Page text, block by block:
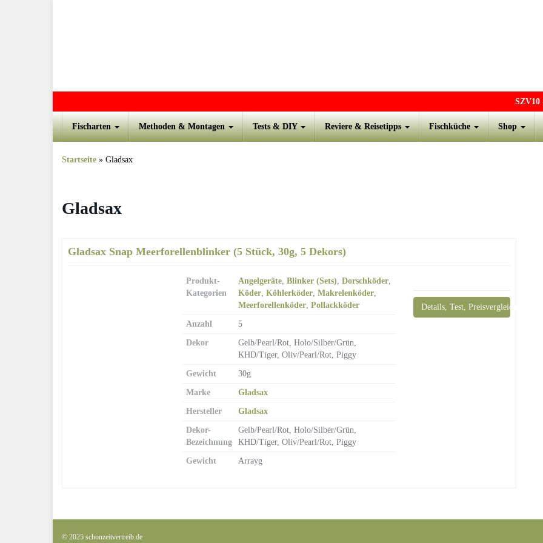
SZV10- -
Fischarten Methoden & Montagen Tests & DIY Reviere & Reisetipps Fischküche Shop
Startseite » Gladsax
Gladsax
Gladsax Snap Meerforellenblinker (5 Stück, 30g, 5 Dekors)
Details, Test, Preisvergleich
Produkt-
Kategorien
Angelgeräte, Blinker (Sets), Dorschköder,
Köder, Köhlerköder, Makrelenköder,
Meerforellenköder, Pollackköder
Anzahl 5
Dekor
Gelb/Pearl/Rot, Holo/Silber/Grün,
KHD/Tiger, Oliv/Pearl/Rot, Piggy
Gewicht 30g
Marke Gladsax
Hersteller Gladsax
Dekor-
Bezeichnung
Gelb/Pearl/Rot, Holo/Silber/Grün,
KHD/Tiger, Oliv/Pearl/Rot, Piggy
Gewicht Arrayg
© 2025 schonzeitvertreib.de